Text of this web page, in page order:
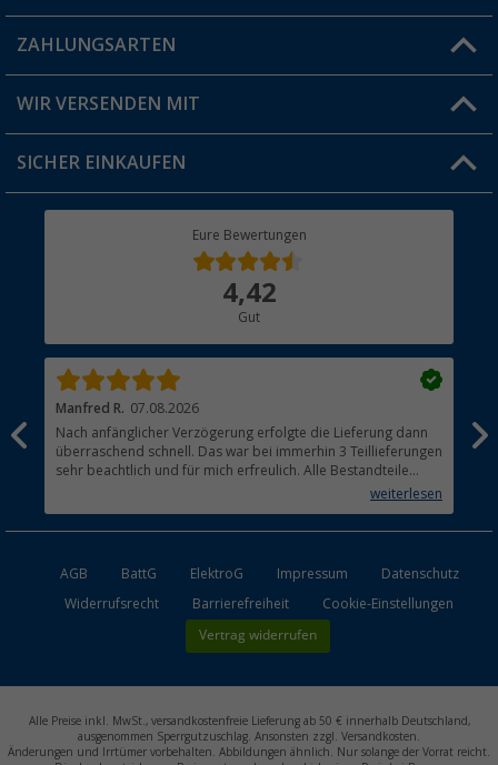
Blog
Jobs & Karriere
FAQ & Kontakt
Versandinformationen
Rücksendung
ZAHLUNGSARTEN
WIR VERSENDEN MIT
SICHER EINKAUFEN
Eure Bewertungen
4,42
Gut
Manfred R. 07.08.2026
Nach anfänglicher Verzögerung erfolgte die Lieferung dann
überraschend schnell. Das war bei immerhin 3 Teillieferungen
sehr beachtlich und für mich erfreulich. Alle Bestandteile
waren gut verpackt und in Ordnung. Das Gerät (Gasgrill)weiterlesen
AGB BattG ElektroG Impressum
Datenschutz
Widerrufsrecht
Barrierefreiheit Cookie-Einstellungen
Vertrag widerrufen
Alle Preise inkl. MwSt., versandkostenfreie Lieferung ab 50 € innerhalb Deutschland,
ausgenommen Sperrgutzuschlag. Ansonsten zzgl. Versandkosten.
Änderungen und Irrtümer vorbehalten. Abbildungen ähnlich. Nur solange der Vorrat reicht.